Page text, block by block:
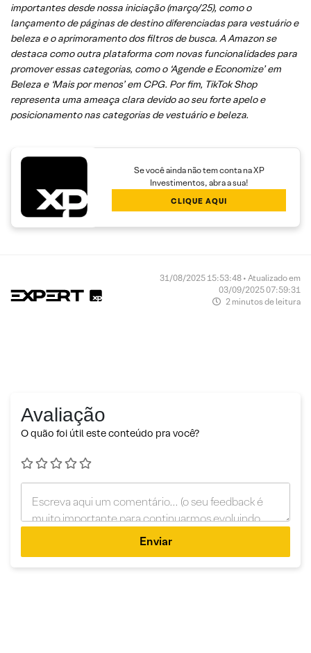
importantes desde nossa iniciação (março/25), como o
lançamento de páginas de destino diferenciadas para vestuário e
beleza e o aprimoramento dos filtros de busca. A Amazon se
destaca como outra plataforma com novas funcionalidades para
promover essas categorias, como o ‘Agende e Economize’ em
Beleza e ‘Mais por menos’ em CPG. Por fim, TikTok Shop
representa uma ameaça clara devido ao seu forte apelo e
posicionamento nas categorias de vestuário e beleza.
Se você ainda não tem conta na XP
Investimentos, abra a sua!
CLIQUE AQUI
31/08/2025 15:53:48 • Atualizado em
03/09/2025 07:59:31
2 minutos de leitura
Avaliação
O quão foi útil este conteúdo pra você?
Enviar